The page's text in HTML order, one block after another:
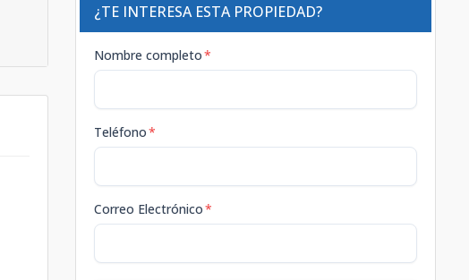
¿TE INTERESA ESTA PROPIEDAD?
Nombre completo*
Teléfono*
Correo Electrónico*